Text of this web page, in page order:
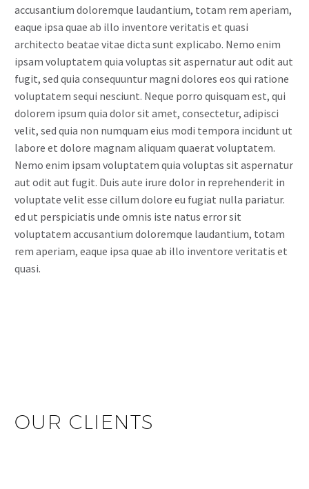
accusantium doloremque laudantium, totam rem aperiam,
eaque ipsa quae ab illo inventore veritatis et quasi
architecto beatae vitae dicta sunt explicabo. Nemo enim
ipsam voluptatem quia voluptas sit aspernatur aut odit aut
fugit, sed quia consequuntur magni dolores eos qui ratione
voluptatem sequi nesciunt. Neque porro quisquam est, qui
dolorem ipsum quia dolor sit amet, consectetur, adipisci
velit, sed quia non numquam eius modi tempora incidunt ut
labore et dolore magnam aliquam quaerat voluptatem.
Nemo enim ipsam voluptatem quia voluptas sit aspernatur
aut odit aut fugit. Duis aute irure dolor in reprehenderit in
voluptate velit esse cillum dolore eu fugiat nulla pariatur.
ed ut perspiciatis unde omnis iste natus error sit
voluptatem accusantium doloremque laudantium, totam
rem aperiam, eaque ipsa quae ab illo inventore veritatis et
quasi.
OUR CLIENTS